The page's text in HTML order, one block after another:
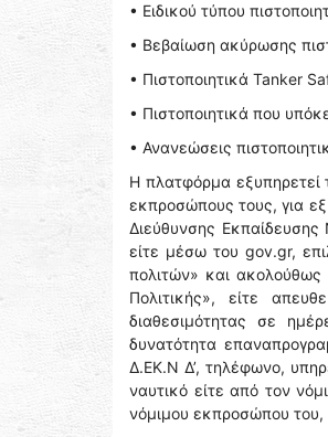
• Ειδικού τύπου
• Βεβαίωση ακύρωσης
• Πιστοποιητικά Tanker
• Πιστοποιητικά που
• Ανανεώσεις
Η πλατφόρμα εξυπηρετεί
εκπροσώπους τους, για
Διεύθυνσης
είτε μέσω του gov.gr,
πολιτών» και ακολούθως
Πολιτικής», είτε
διαθεσιμότητας σε
δυνατότητα
Δ.ΕΚ.Ν Δ’, τηλέφωνο,
ναυτικό είτε από τον
νόμιμου εκπροσώπου του,